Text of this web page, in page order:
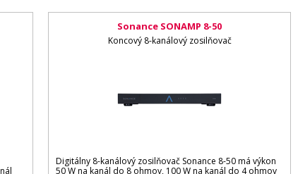
Sonance SONAMP 8-50
Koncový 8-kanálový zosilňovač
Digitálny 8-kanálový zosilňovač Sonance 8-50 má výkon
50 W na kanál do 8 ohmov, 100 W na kanál do 4 ohmov